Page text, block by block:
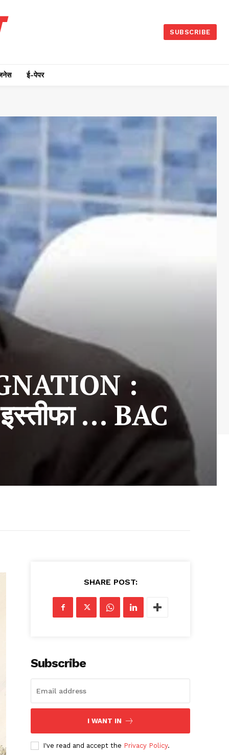
SUBSCRIBE
ई-पेपर
:
… BAC
SHARE POST:
Subscribe
I WANT IN
I've read and accept the Privacy Policy.